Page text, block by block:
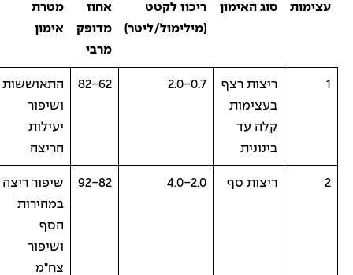
עצימות סוג האימון
ריכוז לקטט
(מילימול/ליטר)
אחוז
מדופק
מרבי
מטרת
אימון
ריצות רצף
בעצימות
קלה עד
בינונית
2.0-0.7
82-62
התאוששות
ושיפור
יעילות
הריצה
2 ריצות סף 4.0-2.0
92-82
שיפור ריצה
במהירות
הסף
ושיפור
צח"מ